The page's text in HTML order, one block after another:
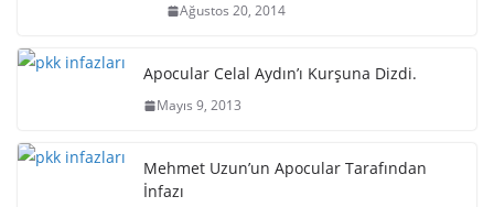
Ağustos 20, 2014
Apocular Celal Aydın’ı Kurşuna Dizdi.
Mayıs 9, 2013
Mehmet Uzun’un Apocular Tarafından
İnfazı